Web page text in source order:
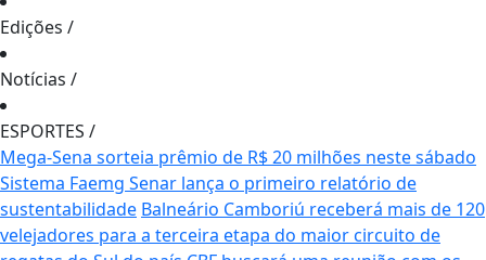
Edições /
Notícias /
ESPORTES /
Mega-Sena sorteia prêmio de R$ 20 milhões neste sábado
Sistema Faemg Senar lança o primeiro relatório de
sustentabilidade Balneário Camboriú receberá mais de 120
velejadores para a terceira etapa do maior circuito de